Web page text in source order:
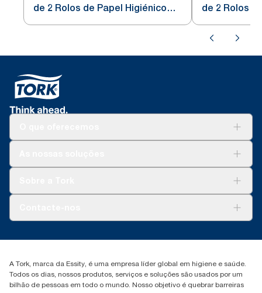
de 2 Rolos de Papel Higiénico
de 2 Rolos
+351 218 985 110
A Tork, marca da Essity, é uma empresa líder global em higiene e saúde.
Todos os dias, nossos produtos, serviços e soluções são usados por um
bilhão de pessoas em todo o mundo. Nosso objetivo é quebrar barreiras